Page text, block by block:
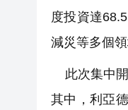
度投資達
減災等多個
此次集中開
其中，利亞